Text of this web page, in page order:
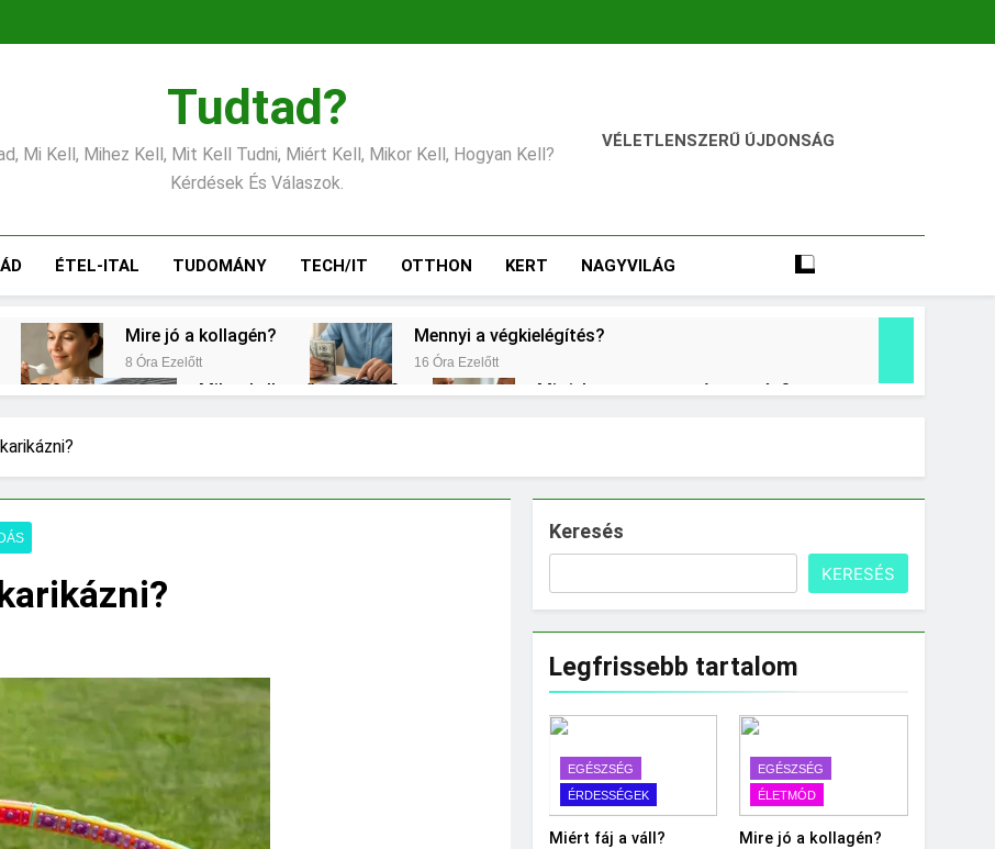
Tudtad?
Mi Kell, Mihez Kell, Mit Kell Tudni, Miért Kell, Mikor Kell, Hogyan Kell?
Kérdések És Válaszok.
VÉLETLENSZERŰ ÚJDONSÁG
ÉTEL-ITAL TUDOMÁNY TECH/IT OTTHON KERT NAGYVILÁG
Mire jó a kollagén?
8 Óra Ezelőtt
Mennyi a végkielégítés?
16 Óra Ezelőtt
CRP? Mikor kell tetőt cserélni? Mit jelent a magas vérnyomás?
választani?
Mit hány fokon kell mosni?
Keresés
KERESÉS
Legfrissebb tartalom
EGÉSZSÉG
ÉRDESSÉGEK
Miért fáj a váll?
EGÉSZSÉG
ÉLETMÓD
Mire jó a kollagén?